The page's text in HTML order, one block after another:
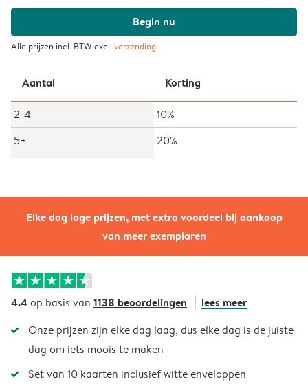
Elke dag lage prijzen, met extra voordeel bij aankoop
van meer exemplaren
Begin nu
Alle prijzen incl. BTW excl.verzending
Aantal Korting
2-4
10%
5+
20%
4.4op basis van 1138 beoordelingen lees meer
Onze prijzen zijn elke dag laag, dus elke dag is de juiste
dag om iets moois te maken
Set van 10 kaarten inclusief witte enveloppen